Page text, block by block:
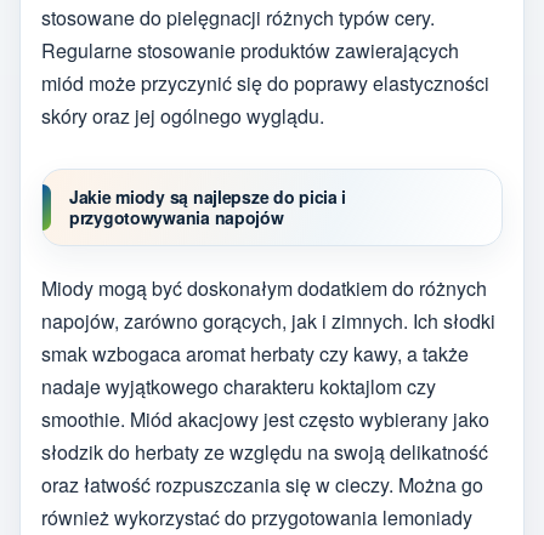
stosowane do pielęgnacji różnych typów cery.
Regularne stosowanie produktów zawierających
miód może przyczynić się do poprawy elastyczności
skóry oraz jej ogólnego wyglądu.
Jakie miody są najlepsze do picia i
przygotowywania napojów
Miody mogą być doskonałym dodatkiem do różnych
napojów, zarówno gorących, jak i zimnych. Ich słodki
smak wzbogaca aromat herbaty czy kawy, a także
nadaje wyjątkowego charakteru koktajlom czy
smoothie. Miód akacjowy jest często wybierany jako
słodzik do herbaty ze względu na swoją delikatność
oraz łatwość rozpuszczania się w cieczy. Można go
również wykorzystać do przygotowania lemoniady